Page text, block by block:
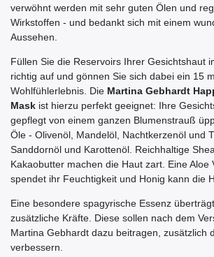
verwöhnt werden mit sehr guten Ölen und
Wirkstoffen - und bedankt sich mit einem
Aussehen.
Füllen Sie die Reservoirs Ihrer Gesichtshaut
richtig auf und gönnen Sie sich dabei ein 15
Wohlfühlerlebnis. Die Martina Gebhardt
Mask ist hierzu perfekt geeignet: Ihre
gepflegt von einem ganzen Blumenstrauß
Öle - Olivenöl, Mandelöl, Nachtkerzenöl und
Sanddornöl und Karottenöl. Reichhaltige
Kakaobutter machen die Haut zart. Eine Aloe
spendet ihr Feuchtigkeit und Honig kann die
Eine besondere spagyrische Essenz
zusätzliche Kräfte. Diese sollen nach dem
Martina Gebhardt dazu beitragen, zusätzlich
verbessern.